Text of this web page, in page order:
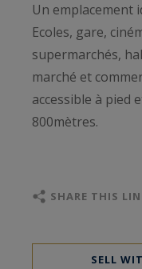
Un emplacement
Ecoles, gare,
supermarchés,
marché et
accessible à pied
800mètres.
généreux,
Au rez de
SHARE THIS
SELL